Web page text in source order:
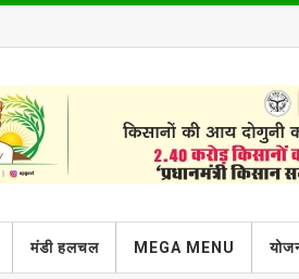
मंडी हलचल MEGA MENU